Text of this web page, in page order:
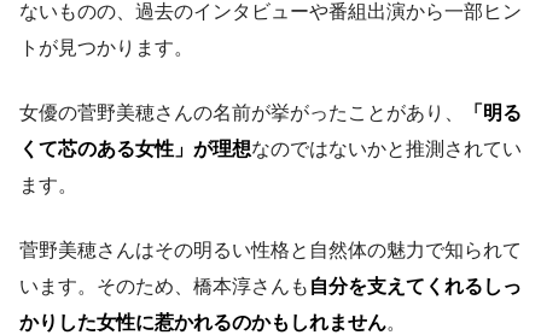
ないものの、過去のインタビューや番組出演から一部ヒン
トが見つかります。
女優の菅野美穂さんの名前が挙がったことがあり、
「明る
くて芯のある女性」が理想なのではないかと推測されてい
ます。
菅野美穂さんはその明るい性格と自然体の魅力で知られて
います。そのため、橋本淳さんも 自分を支えてくれるしっ
かりした女性に惹かれるのかもしれません。